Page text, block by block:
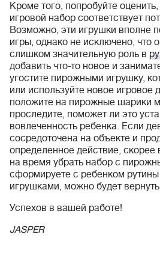
Кроме того, попробуйте
игровой набор соответствует
Возможно, эти игрушки вполне
игры, однако не исключено, что
слишком значительную роль в
добавить что-то новое и
угостите пирожными игрушку,
или используйте новое игровое
положите на пирожные шарики
проследите, поможет ли это
вовлеченность ребенка. Если
сосредоточена на объекте и
определенное действие, скорее
на время убрать набор с
сформируете с ребенком рутины
игрушками, можно будет
Успехов в вашей работе!
JASPER